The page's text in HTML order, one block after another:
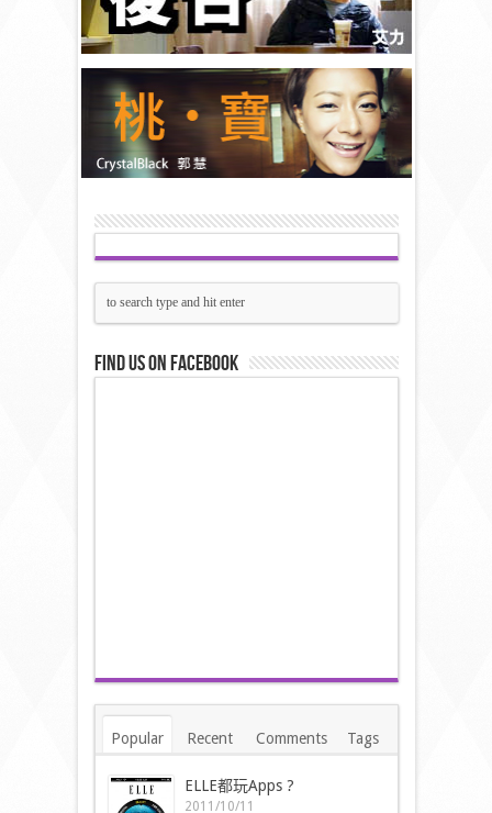
Find us on Facebook
Popular Recent Comments Tags
ELLE都玩Apps ?
2011/10/11